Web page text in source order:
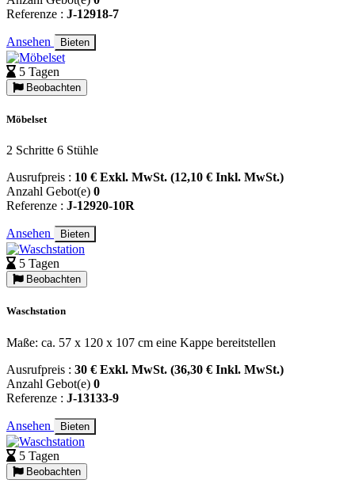
Referenze : J-12918-7
Ansehen Bieten
5 Tagen
Beobachten
Möbelset
2 Schritte 6 Stühle
Ausrufpreis : 10 € Exkl. MwSt. (12,10 € Inkl. MwSt.)
Anzahl Gebot(e) 0
Referenze : J-12920-10R
Ansehen Bieten
5 Tagen
Beobachten
Waschstation
Maße: ca. 57 x 120 x 107 cm eine Kappe bereitstellen
Ausrufpreis : 30 € Exkl. MwSt. (36,30 € Inkl. MwSt.)
Anzahl Gebot(e) 0
Referenze : J-13133-9
Ansehen Bieten
5 Tagen
Beobachten